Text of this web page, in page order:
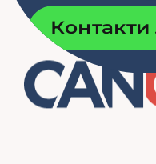
Контакти
Контакти